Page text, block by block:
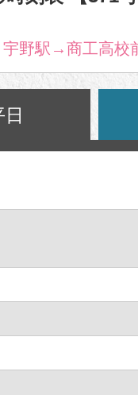
宇野駅→商工高校
日